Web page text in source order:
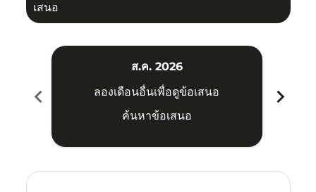
เสนอ
chevron_left
ส.ค. 2026
ลองเดือนอื่นเพื่อดูข้อเสนอ
ค้นหาข้อเสนอ
chevron_right